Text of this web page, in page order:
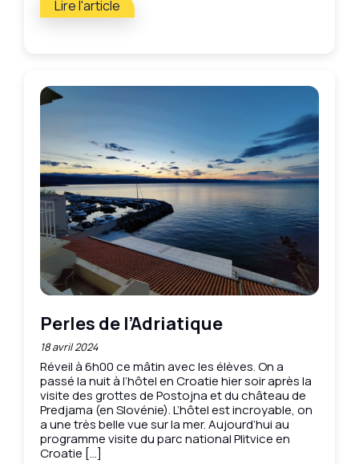
Lire l'article
Perles de l’Adriatique
18 avril 2024
Réveil à 6h00 ce mâtin avec les élèves. On a
passé la nuit à l’hôtel en Croatie hier soir après la
visite des grottes de Postojna et du château de
Predjama (en Slovénie). L’hôtel est incroyable, on
a une très belle vue sur la mer. Aujourd’hui au
programme visite du parc national Plitvice en
Croatie […]